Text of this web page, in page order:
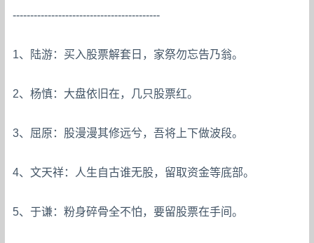
------------------------------------------
1、陆游：买入股票解套日，家祭勿忘告乃翁。
2、杨慎：大盘依旧在，几只股票红。
3、屈原：股漫漫其修远兮，吾将上下做波段。
4、文天祥：人生自古谁无股，留取资金等底部。
5、于谦：粉身碎骨全不怕，要留股票在手间。